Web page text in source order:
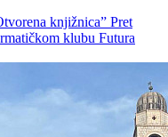
knjižnica” Pret
klubu Futura